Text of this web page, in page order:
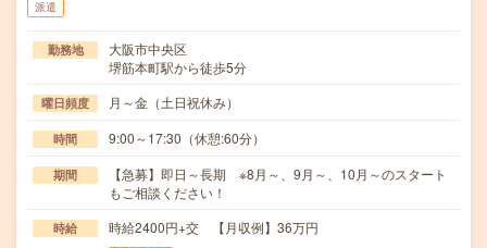
派遣
勤務地
大阪市中央区
堺筋本町駅から徒歩5分
曜日頻度 月～金（土日祝休み）
時間 9:00～17:30（休憩:60分）
期間
【急募】即日～長期 ※8月～、9月～、10月～のスタート
もご相談ください！
時給 時給2400円+交 【月収例】36万円